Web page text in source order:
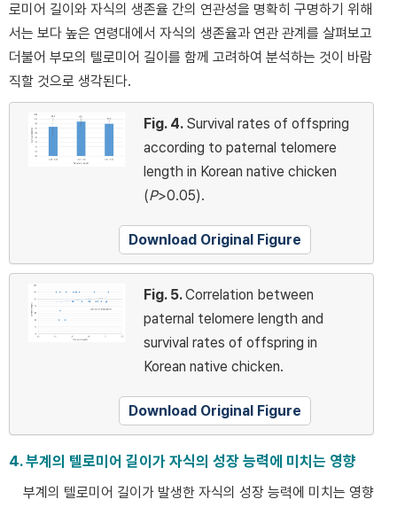
로미어 길이와 자식의 생존율 간의 연관성을 명확히 구명하기 위해
서는 보다 높은 연령대에서 자식의 생존율과 연관 관계를 살펴보고
더불어 부모의 텔로미어 길이를 함께 고려하여 분석하는 것이 바람
직할 것으로 생각된다.
Fig. 4. Survival rates of offspring
according to paternal telomere
length in Korean native chicken
(P>0.05).
Download Original Figure
Fig. 5.Correlation between
paternal telomere length and
survival rates of offspring in
Korean native chicken.
Download Original Figure
4. 부계의 텔로미어 길이가 자식의 성장 능력에 미치는 영향
부계의 텔로미어 길이가 발생한 자식의 성장 능력에 미치는 영향